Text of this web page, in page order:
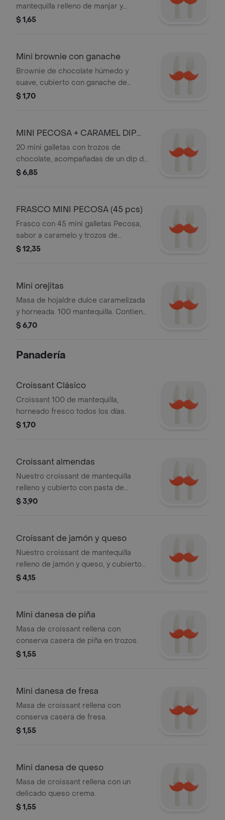
mantequilla relleno de manjar y
espolvoreado con azúcar en
$ 1,65
Mini brownie con ganache
Brownie de chocolate húmedo y
suave, cubierto con ganache de
chocolate.
$ 1,70
MINI PECOSA + CARAMEL DIP
(20 pcs)
20 mini galletas con trozos de
chocolate, acompañadas de un dip de
caramelo.
$ 6,85
FRASCO MINI PECOSA (45 pcs)
Frasco con 45 mini galletas Pecosa,
sabor a caramelo y trozos de
chocolate. Hechas con 100%
$ 12,35
Mini orejitas
Masa de hojaldre dulce caramelizada
y horneada. 100 mantequilla. Contiene
8 unidades.
$ 6,70
Panadería
Croissant Clásico
Croissant 100 de mantequilla,
horneado fresco todos los días.
$ 1,70
Croissant almendas
Nuestro croissant de mantequilla
relleno y cubierto con pasta de
almendras, ligeramente humedecido
$ 3,90
Croissant de jamón y queso
Nuestro croissant de mantequilla
relleno de jamón y queso, y cubierto
con crujiente parmesano.
$ 4,15
Mini danesa de piña
Masa de croissant rellena con
conserva casera de piña en trozos.
$ 1,55
Mini danesa de fresa
Masa de croissant rellena con
conserva casera de fresa.
$ 1,55
Mini danesa de queso
Masa de croissant rellena con un
delicado queso crema.
$ 1,55